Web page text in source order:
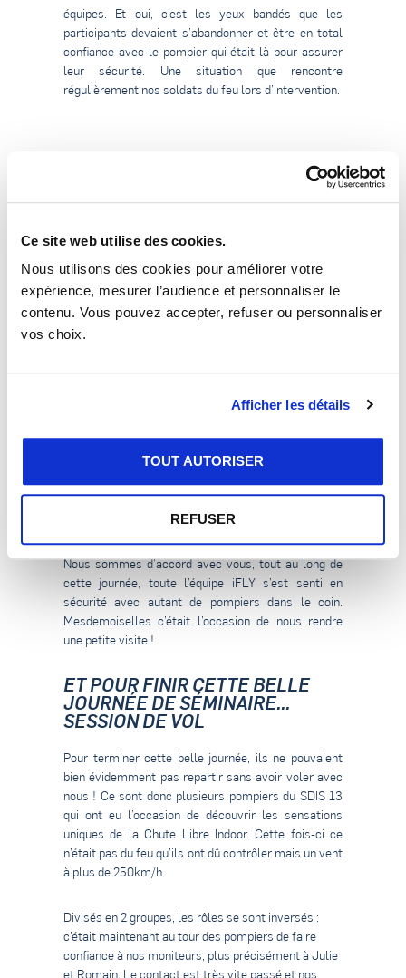
Ce site web utilise des cookies.
Nous utilisons des cookies pour améliorer votre
expérience, mesurer l’audience et personnaliser le
contenu. Vous pouvez accepter, refuser ou personnaliser
vos choix.
Afficher les détails
TOUT AUTORISER
REFUSER
équipes. Et oui, c’est les yeux bandés que les
participants devaient s’abandonner et être en total
confiance avec le pompier qui était là pour assurer
leur sécurité. Une situation que rencontre
régulièrement nos soldats du feu lors d’intervention.
Sous un doux soleil, les pompiers ont pu profiter de
Un espace traiteur avait été mis en place afin de
Nous sommes d’accord avec vous, tout au long de
cette journée, toute l’équipe iFLY s’est senti en
sécurité avec autant de pompiers dans le coin.
Mesdemoiselles c’était l’occasion de nous rendre
une petite visite !
ET POUR FINIR CETTE BELLE
JOURNÉE DE SÉMINAIRE...
SESSION DE VOL
Pour terminer cette belle journée, ils ne pouvaient
bien évidemment pas repartir sans avoir voler avec
nous ! Ce sont donc plusieurs pompiers du SDIS 13
qui ont eu l’occasion de découvrir les sensations
uniques de la Chute Libre Indoor. Cette fois-ci ce
n’était pas du feu qu’ils ont dû contrôler mais un vent
à plus de 250km/h.
Divisés en 2 groupes, les rôles se sont inversés :
c’était maintenant au tour des pompiers de faire
confiance à nos moniteurs, plus précisément à Julie
et Romain. Le contact est très vite passé et nos